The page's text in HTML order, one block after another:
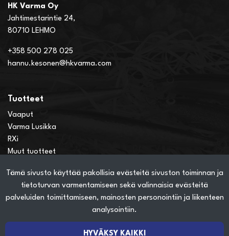
Tämä sivusto käyttää pakollisia evästeitä sivuston toiminnan ja
tietoturvan varmentamiseen sekä valinnaisia evästeitä
palveluiden toimittamiseen, mainosten personointiin ja liikenteen
analysointiin.
HYVÄKSY KAIKKI
HK Varma Oy
Jahtimestarintie 24,
80710 LEHMO
+358 500 278 025
hannu.kesonen@hkvarma.com
Tuotteet
Vaaput
Varma Lusikka
RXi
Muut tuotteet
Verkkokauppainfo
Näin teet ostoksia verkkokaupassa